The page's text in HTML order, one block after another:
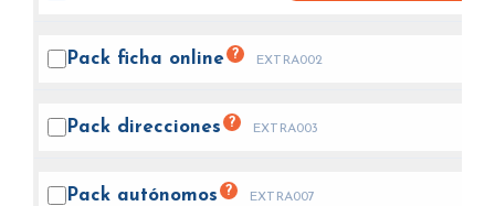
Pack ficha online ? EXTRA002
Pack direcciones ? EXTRA003
Pack autónomos ? EXTRA007